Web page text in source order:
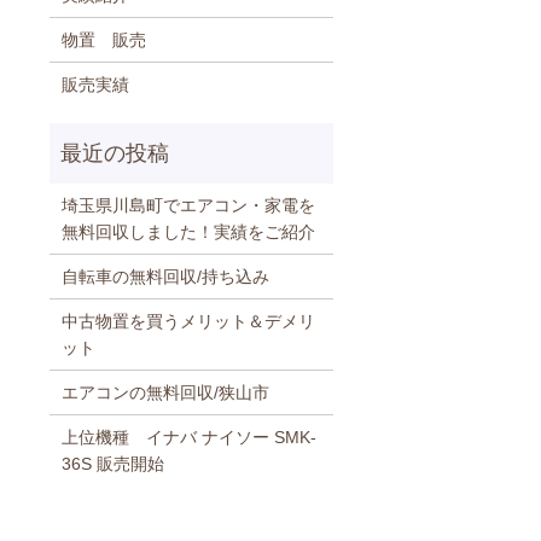
物置 販売
販売実績
埼玉県川島町でエアコン・家電を
無料回収しました！実績をご紹介
自転車の無料回収/持ち込み
中古物置を買うメリット＆デメリ
ット
エアコンの無料回収/狭山市
上位機種 イナバ ナイソー SMK-
36S 販売開始